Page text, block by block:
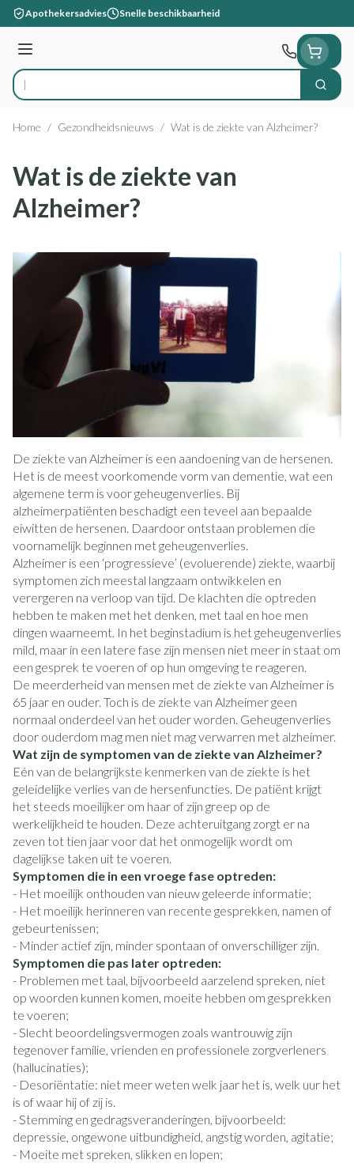
Ga naar de inhoud
Apothekersadvies Snelle beschikbaarheid
Menu
Product, merk, categorie... Zoek
Home / Gezondheidsnieuws / Wat is de ziekte van Alzheimer?
Wat is de ziekte van
Alzheimer?
De ziekte van Alzheimer is een aandoening van de hersenen.
Het is de meest voorkomende vorm van dementie, wat een
algemene term is voor geheugenverlies. Bij
alzheimerpatiënten beschadigt een teveel aan bepaalde
eiwitten de hersenen. Daardoor ontstaan problemen die
voornamelijk beginnen met geheugenverlies.
Alzheimer is een ‘progressieve’ (evoluerende) ziekte, waarbij
symptomen zich meestal langzaam ontwikkelen en
verergeren na verloop van tijd. De klachten die optreden
hebben te maken met het denken, met taal en hoe men
dingen waarneemt. In het beginstadium is het geheugenverlies
mild, maar in een latere fase zijn mensen niet meer in staat om
een gesprek te voeren of op hun omgeving te reageren.
De meerderheid van mensen met de ziekte van Alzheimer is
65 jaar en ouder. Toch is de ziekte van Alzheimer geen
normaal onderdeel van het ouder worden. Geheugenverlies
door ouderdom mag men niet mag verwarren met alzheimer.
Wat zijn de symptomen van de ziekte van Alzheimer?
Eén van de belangrijkste kenmerken van de ziekte is het
geleidelijke verlies van de hersenfuncties. De patiënt krijgt
het steeds moeilijker om haar of zijn greep op de
werkelijkheid te houden. Deze achteruitgang zorgt er na
zeven tot tien jaar voor dat het onmogelijk wordt om
dagelijkse taken uit te voeren.
Symptomen die in een vroege fase optreden:
- Het moeilijk onthouden van nieuw geleerde informatie;
- Het moeilijk herinneren van recente gesprekken, namen of
gebeurtenissen;
- Minder actief zijn, minder spontaan of onverschilliger zijn.
Symptomen die pas later optreden:
- Problemen met taal, bijvoorbeeld aarzelend spreken, niet
op woorden kunnen komen, moeite hebben om gesprekken
te voeren;
- Slecht beoordelingsvermogen zoals wantrouwig zijn
tegenover familie, vrienden en professionele zorgverleners
(hallucinaties);
- Desoriëntatie: niet meer weten welk jaar het is, welk uur het
is of waar hij of zij is.
- Stemming en gedragsveranderingen, bijvoorbeeld:
depressie, ongewone uitbundigheid, angstig worden, agitatie;
- Moeite met spreken, slikken en lopen;